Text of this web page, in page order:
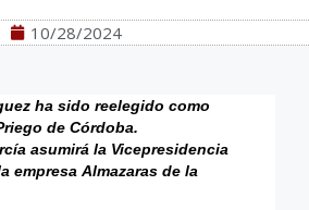
10/28/2024
ha sido reelegido como
de Córdoba.
asumirá la Vicepresidencia
empresa Almazaras de la